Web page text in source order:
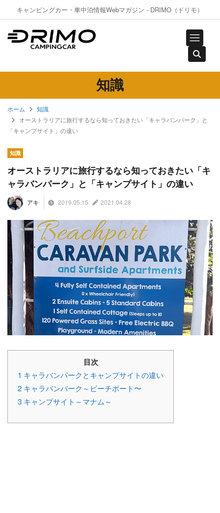
キャンピングカー・車中泊情報Webマガジン - DRIMO（ドリモ）
知識
ホーム
知識
オーストラリアに旅行するなら知っておきたい「キャラバンパーク」と
「キャンプサイト」の違い
知識
オーストラリアに旅行するなら知っておきたい「キ
ャラバンパーク」と「キャンプサイト」の違い
アキ 2019.05.15 2021.04.28
目次
1 キャラバンパークとキャンプサイトの違い
2 キャラバンパーク～ビーチポート〜
3 キャンプサイト～マナム～